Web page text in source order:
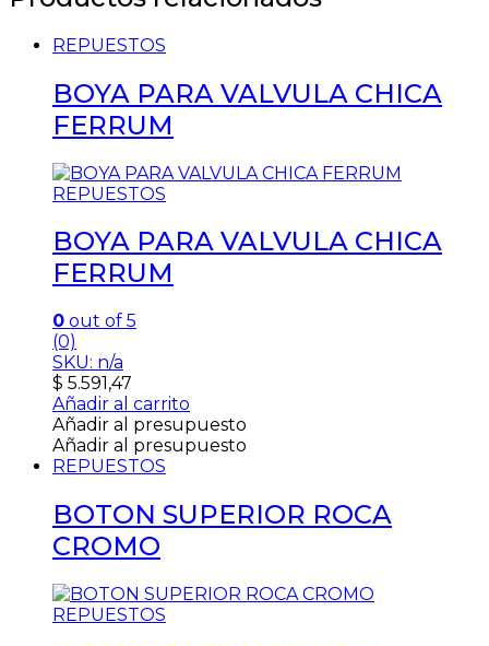
REPUESTOS
BOYA PARA VALVULA CHICA
FERRUM
REPUESTOS
BOYA PARA VALVULA CHICA
FERRUM
0 out of 5
(0)
SKU: n/a
$ 5.591,47
Añadir al carrito
Añadir al presupuesto
Añadir al presupuesto
REPUESTOS
BOTON SUPERIOR ROCA
CROMO
REPUESTOS